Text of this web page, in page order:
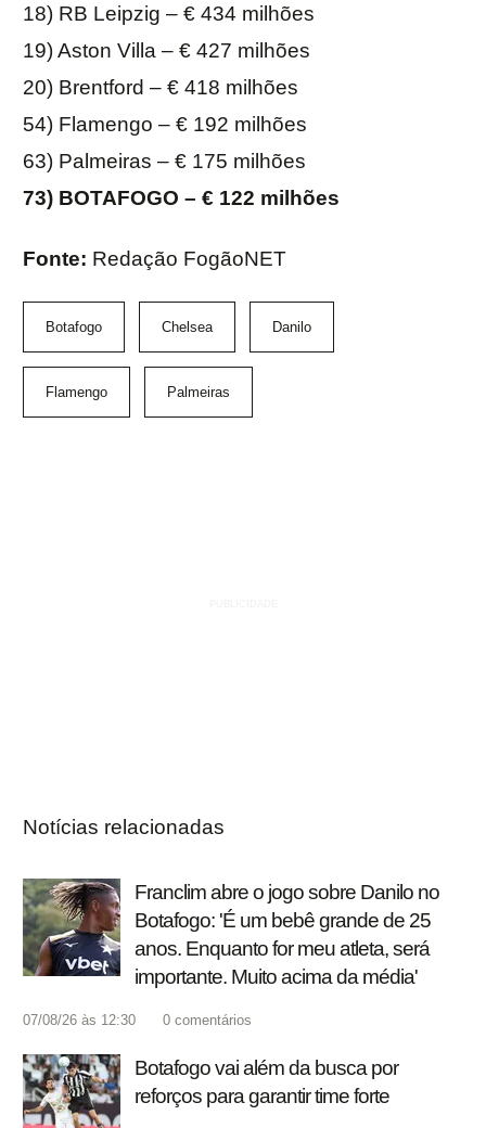
18) RB Leipzig – € 434 milhões
19) Aston Villa – € 427 milhões
20) Brentford – € 418 milhões
54) Flamengo – € 192 milhões
63) Palmeiras – € 175 milhões
73) BOTAFOGO – € 122 milhões
Fonte: Redação FogãoNET
Botafogo Chelsea Danilo
Flamengo Palmeiras
Notícias relacionadas
Franclim abre o jogo sobre Danilo no
Botafogo: 'É um bebê grande de 25
anos. Enquanto for meu atleta, será
importante. Muito acima da média'
07/08/26 às 12:30 0 comentários
Botafogo vai além da busca por
reforços para garantir time forte